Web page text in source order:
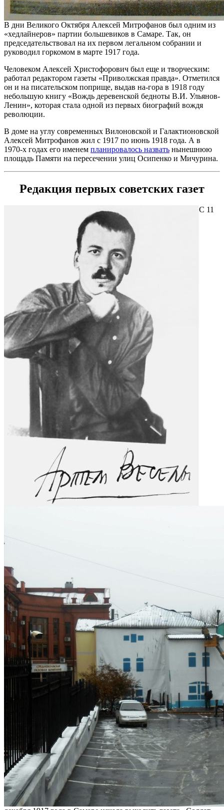
В дни Великого Октября Алексей Митрофанов был одним из
«хедлайнеров» партии большевиков в Самаре. Так, он
председательствовал на их первом легальном собрании и
руководил горкомом в марте 1917 года.
Человеком Алексей Христофорович был еще и творческим:
работал редактором газеты «Приволжская правда». Отметился
он и на писательском поприще, выдав на-гора в 1918 году
небольшую книгу «Вождь деревенской бедноты В.И. Ульянов-
Ленин», которая стала одной из первых биографий вождя
революции.
В доме на углу современных Вилоновской и Галактионовской
Алексей Митрофанов жил с 1917 по июнь 1918 года. А в
1970-х годах его именем планировалось назвать нынешнюю
площадь Памяти на пересечении улиц Осипенко и Мичурина.
Редакция первых советских газет
С 11